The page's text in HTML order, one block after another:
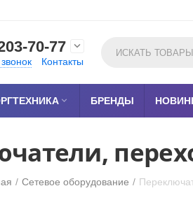
70-77 
Контакты
 БРЕНДЫ
/ Сетевое оборудование /